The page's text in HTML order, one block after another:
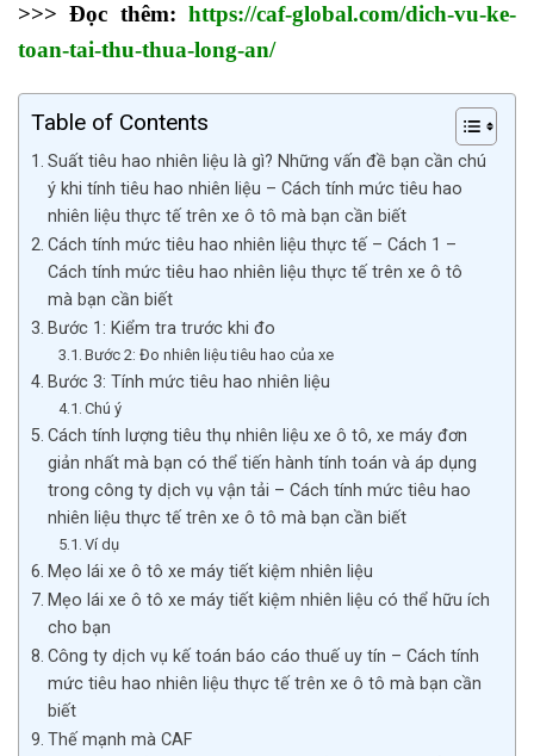
>>> Đọc thêm: https://caf-global.com/dich-vu-ke-
toan-tai-thu-thua-long-an/
Table of Contents
Suất tiêu hao nhiên liệu là gì? Những vấn đề bạn cần chú
ý khi tính tiêu hao nhiên liệu – Cách tính mức tiêu hao
nhiên liệu thực tế trên xe ô tô mà bạn cần biết
Cách tính mức tiêu hao nhiên liệu thực tế – Cách 1 –
Cách tính mức tiêu hao nhiên liệu thực tế trên xe ô tô
mà bạn cần biết
Bước 1: Kiểm tra trước khi đo
Bước 2: Đo nhiên liệu tiêu hao của xe
Bước 3: Tính mức tiêu hao nhiên liệu
Chú ý
Cách tính lượng tiêu thụ nhiên liệu xe ô tô, xe máy đơn
giản nhất mà bạn có thể tiến hành tính toán và áp dụng
trong công ty dịch vụ vận tải – Cách tính mức tiêu hao
nhiên liệu thực tế trên xe ô tô mà bạn cần biết
Ví dụ
Mẹo lái xe ô tô xe máy tiết kiệm nhiên liệu
Mẹo lái xe ô tô xe máy tiết kiệm nhiên liệu có thể hữu ích
cho bạn
Công ty dịch vụ kế toán báo cáo thuế uy tín – Cách tính
mức tiêu hao nhiên liệu thực tế trên xe ô tô mà bạn cần
biết
Thế mạnh mà CAF